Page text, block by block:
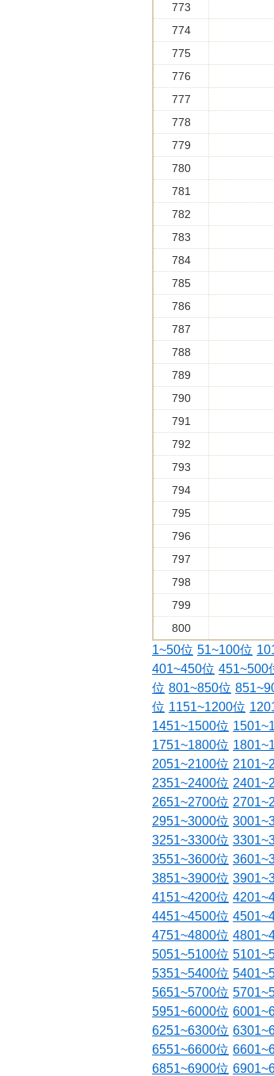
773
774
775
776
777
778
779
780
781
782
783
784
785
786
787
788
789
790
791
792
793
794
795
796
797
798
799
800
1~50位 51~100位
401~450位 451~500
位 801~850位
位 1151~1200位
1451~1500位
1751~1800位
2051~2100位
2351~2400位
2651~2700位
2951~3000位
3251~3300位
3551~3600位
3851~3900位
4151~4200位
4451~4500位
4751~4800位
5051~5100位
5351~5400位
5651~5700位
5951~6000位
6251~6300位
6551~6600位
6851~6900位